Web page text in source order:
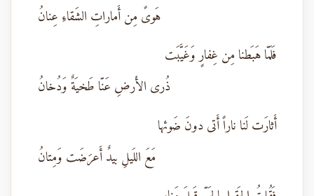
هَوىً مِن أَماراتِ الشَقاءِ عِنانُ
فَلَمّا هَبَطنا مِن غِفارٍ وَغَيَّبَت
ذُرى الأَرضِ عَنّا طَخيَةٌ وَدُخانُ
أَثارَت لَنا ناراً أَتى دونَ ضَوئها
مَعَ اللَيلِ بيدٌ أَعرَضَت وَمِتانُ